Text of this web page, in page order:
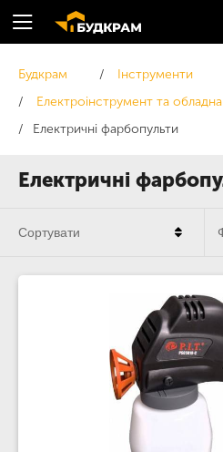
Електричні
Будкрам
Інструменти
Електроінструмент та
Електричні фарбопульти
Сортувати